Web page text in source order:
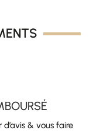
& vous faire